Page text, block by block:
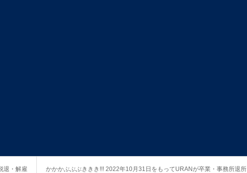
退・解雇 かかかぶぶぶききき!!! 2022年10月31日をもってURANが卒業・事務所退所